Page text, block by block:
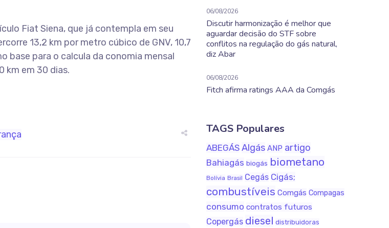
Fiat Siena, que já contempla em seu
13,2 km por metro cúbico de GNV, 10,7
base para o calcula da conomia mensal
km em 30 dias.
06/08/2026
Discutir harmonização é melhor que
aguardar decisão do STF sobre
conflitos na regulação do gás natural,
diz Abar
06/08/2026
Fitch afirma ratings AAA da Comgás
TAGS Populares
ABEGÁS Algás ANP artigo
Bahiagás biogás biometano
Bolívia Brasil Cegás Cigás;
combustíveis Comgás Compagas
consumo contratos futuros
Copergás diesel distribuidoras